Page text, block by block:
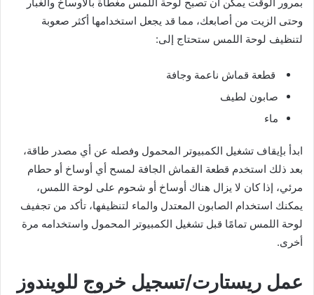
وحتى الزيت من أصابعك، مما قد يجعل استخدامها أكثر صعوبة
لتنظيف لوحة اللمس ستحتاج إلى:
قطعة قماش ناعمة وجافة
صابون لطيف
ماء
ابدأ بإيقاف تشغيل الكمبيوتر المحمول وفصله عن أي مصدر طاقة،
بعد ذلك استخدم قطعة القماش الجافة لمسح أي أوساخ أو حطام
مرئي، إذا كان لا يزال هناك أوساخ أو شحوم على لوحة اللمس،
يمكنك استخدام الصابون المعتدل والماء لتنظيفها، تأكد من تجفيف
لوحة اللمس تمامًا قبل تشغيل الكمبيوتر المحمول واستخدامه مرة
أخرى.
عمل ريستارت/تسجيل خروج للويندوز